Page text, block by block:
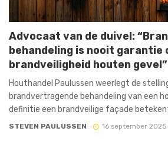
Advocaat van de duivel:
behandeling is nooit garantie
brandveiligheid houten gevel”
Houthandel Paulussen weerlegt de
brandvertragende behandeling van een
definitie een brandveilige façade
STEVEN PAULUSSEN 16 september 2025